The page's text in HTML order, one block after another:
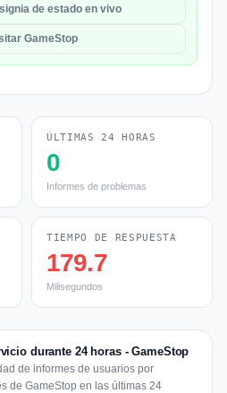
de estado en vivo
GameStop
ÚLTIMAS 24 HORAS
0
Informes de problemas
TIEMPO DE RESPUESTA
179.7
Milisegundos
durante 24 horas - GameStop
de informes de usuarios por
de GameStop en las últimas 24